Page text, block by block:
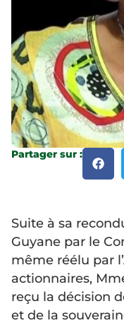
Partager sur :
Suite à sa
Guyane par le
même réélu par
actionnaires,
reçu la décision
et de la